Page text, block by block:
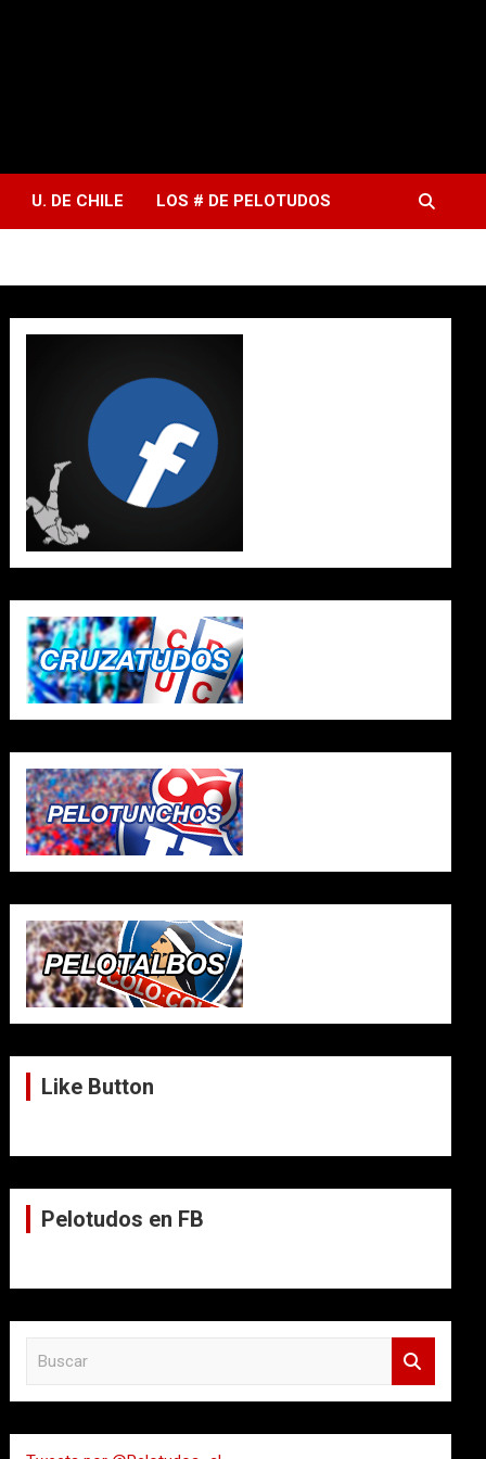
U. DE CHILE LOS # DE PELOTUDOS
Like Button
Pelotudos en FB
a